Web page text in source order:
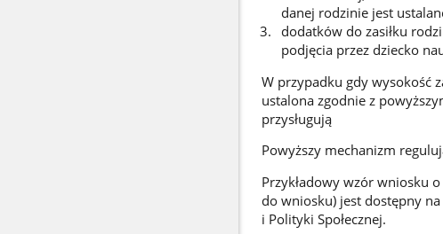
danej rodzinie jest
dodatków do zasiłku
podjęcia przez dziecko
W przypadku gdy wysokość
ustalona zgodnie z
przysługują
Powyższy mechanizm
Przykładowy wzór wniosku
do wniosku) jest dostępny
i Polityki Społecznej.